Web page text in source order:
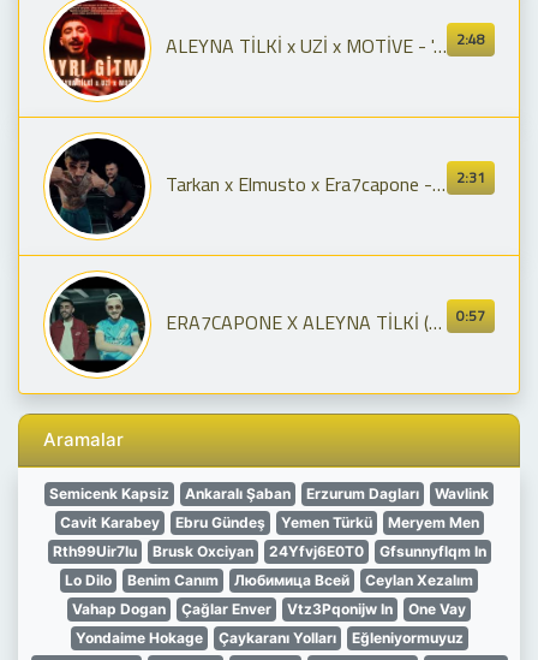
2:48
ALEYNA TİLKİ x UZİ x MOTİVE - 'AYRI GİTME,
2:31
Tarkan x Elmusto x Era7capone - ADIMI KALBİNE YAZ 2.0 (rappixel)
0:57
ERA7CAPONE X ALEYNA TİLKİ (GASSOLİNA)
Aramalar
Semicenk Kapsiz Ankaralı Şaban Erzurum Dagları
Wavlink
Cavit Karabey
Ebru Gündeş Yemen Türkü
Meryem Men
Rth99Uir7Iu
Brusk Oxciyan 24Yfvj6E0T0
Gfsunnyflqm In
Lo Dilo
Benim Canım Любимица Всей
Ceylan Xezalım
Vahap Dogan
Çağlar Enver Vtz3Pqonijw In
One Vay
Yondaime Hokage
Çaykaranı Yolları
Eğleniyormuyuz